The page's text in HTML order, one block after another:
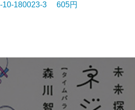
10-180023-3 605円